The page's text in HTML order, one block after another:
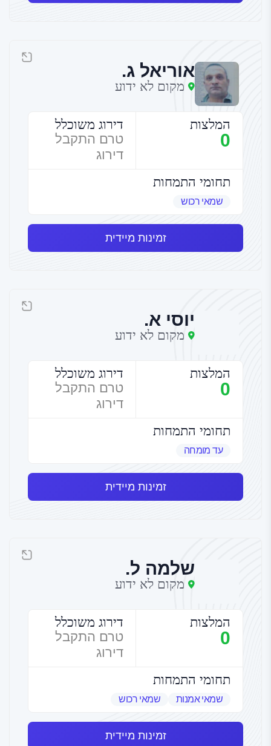
אוריאל ג.
מקום לא ידוע
המלצות
0
דירוג משוכלל
טרם התקבל
דירוג
תחומי התמחות
שמאי רכוש
זמינות מיידית
יוסי א.
מקום לא ידוע
המלצות
0
דירוג משוכלל
טרם התקבל
דירוג
תחומי התמחות
עד מומחה
זמינות מיידית
שלמה ל.
מקום לא ידוע
המלצות
0
דירוג משוכלל
טרם התקבל
דירוג
תחומי התמחות
שמאי אמנות שמאי רכוש
זמינות מיידית